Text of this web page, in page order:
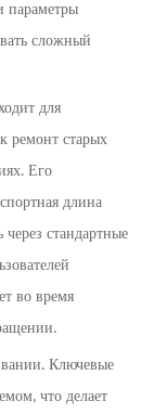
параметры
сложный
для
ремонт старых
. Его
длина
стандартные
во время
.
. Ключевые
, что делает